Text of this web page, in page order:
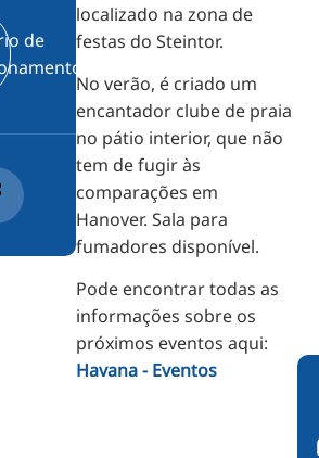
localizado na zona de
festas do Steintor.
No verão, é criado um
encantador clube de praia
no pátio interior, que não
tem de fugir às
comparações em
Hanover. Sala para
fumadores disponível.
Pode encontrar todas as
informações sobre os
próximos eventos aqui:
Havana - Eventos
de